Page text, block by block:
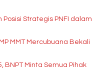
Strategis PNFI dalam
MMT Mercubuana Bekali
BNPT Minta Semua Pihak